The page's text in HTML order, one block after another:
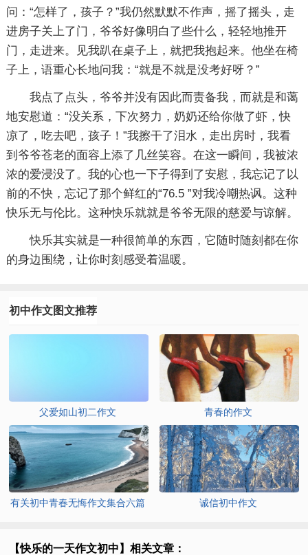
问：“怎样了，孩子？”我仍然默默不作声，摇了摇头，走
进房子关上了门，爷爷好像明白了些什么，轻轻地推开
门，走进来。见我趴在桌子上，就把我抱起来。他坐在椅
子上，语重心长地问我：“就是不就是没考好呀？”
我点了点头，爷爷并没有因此而责备我，而就是和蔼
地安慰道：“没关系，下次努力，奶奶还给你做了虾，快
凉了，吃去吧，孩子！”我擦干了泪水，走出房时，我看
到爷爷苍老的面容上添了几丝笑容。在这一瞬间，我被浓
浓的爱浸没了。我的心也一下子得到了安慰，我忘记了以
前的不快，忘记了那个鲜红的“76.5 ”对我冷嘲热讽。这种
快乐无与伦比。这种快乐就就是爷爷无限的慈爱与谅解。
快乐其实就是一种很简单的东西，它随时随刻都在你
的身边围绕，让你时刻感受着温暖。
初中作文图文推荐
父爱如山初二作文 青春的作文
有关初中青春无悔作文集合六篇 诚信初中作文
【快乐的一天作文初中】相关文章：